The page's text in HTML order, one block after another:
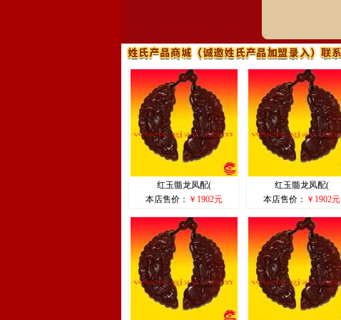
红玉髓龙凤配(
本店售价： ￥1902元
红玉髓龙凤配(
本店售价： ￥1902元